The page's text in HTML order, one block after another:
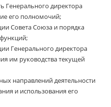
Генерального директора
его полномочий;
Совета Союза и порядка
Генерального директора
им руководства текущей
направлений деятельности
и использования его